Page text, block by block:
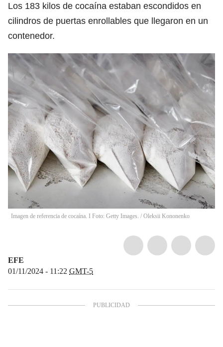
Los 183 kilos de cocaína estaban escondidos en
cilindros de puertas enrollables que llegaron en un
contenedor.
Imagen de referencia de cocaína. I Foto: Getty Images. / Oleksii Kononenko
EFE
01/11/2024 - 11:22 GMT-5